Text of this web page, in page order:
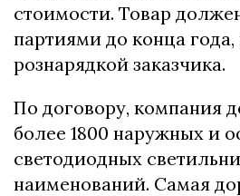
стоимости. Товар
партиями до конца года,
рознарядкой заказчика.
По договору, компания
более 1800 наружных и
светодиодных
наименований. Самая